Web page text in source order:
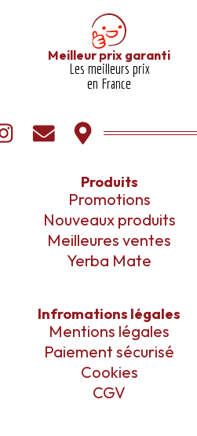
Meilleur prix garanti​
Les meilleurs prix
en France
Produits
Promotions
Nouveaux produits
Meilleures ventes
Yerba Mate
Infromations légales
Mentions légales
Paiement sécurisé
Cookies
CGV